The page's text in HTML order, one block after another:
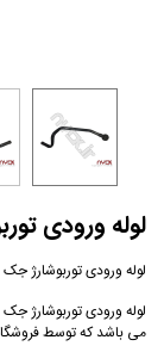
لوله ورودی
لوله ورودی توربوشارژ جک
می باشد که توسط